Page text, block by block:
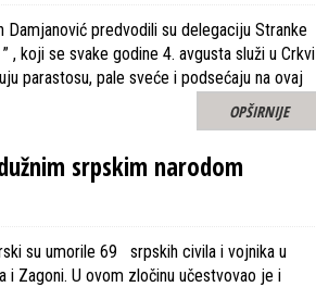
predvodili su delegaciju Stranke
, koji se svake godine 4. avgusta služi u Crkvi
parastosu, pale sveće i podsećaju na ovaj
OPŠIRNIJE
srpskim narodom
su umorile 69 srpskih civila i vojnika u
Zagoni. U ovom zločinu učestvovao je i